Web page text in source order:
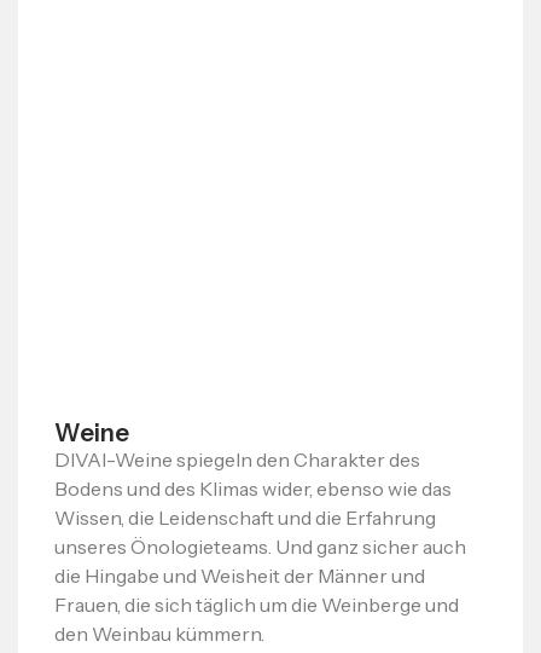
Weine
DIVAI-Weine spiegeln den Charakter des
Bodens und des Klimas wider, ebenso wie das
Wissen, die Leidenschaft und die Erfahrung
unseres Önologieteams. Und ganz sicher auch
die Hingabe und Weisheit der Männer und
Frauen, die sich täglich um die Weinberge und
den Weinbau kümmern.